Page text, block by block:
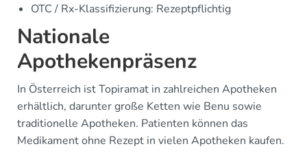
OTC / Rx-Klassifizierung: Rezeptpflichtig
Nationale
Apothekenpräsenz
In Österreich ist Topiramat in zahlreichen Apotheken
erhältlich, darunter große Ketten wie Benu sowie
traditionelle Apotheken. Patienten können das
Medikament ohne Rezept in vielen Apotheken kaufen.